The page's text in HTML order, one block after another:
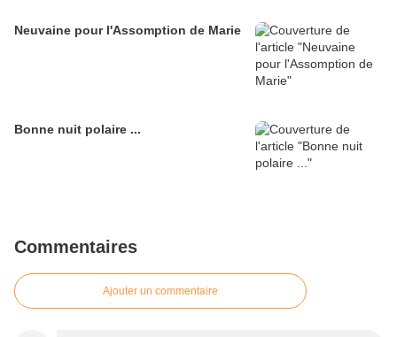
Neuvaine pour l'Assomption de Marie
Bonne nuit polaire ...
Commentaires
Ajouter un commentaire